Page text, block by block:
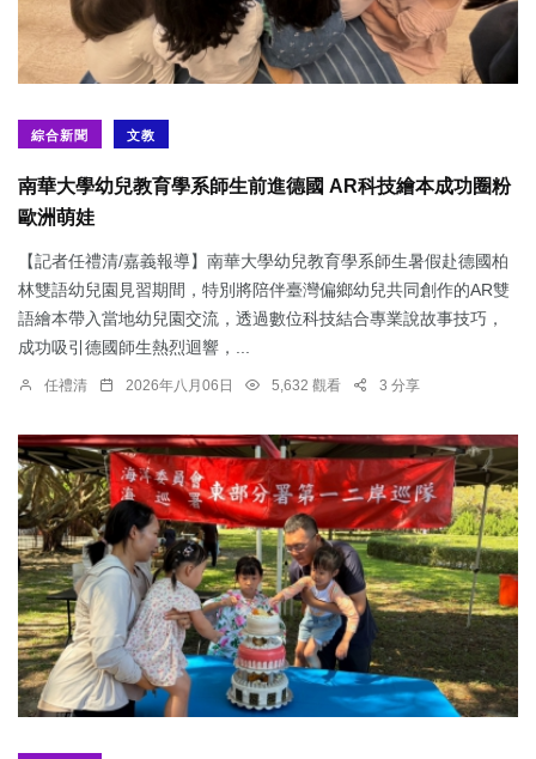
綜合新聞 文教
南華大學幼兒教育學系師生前進德國 AR科技繪本成功圈粉
歐洲萌娃
【記者任禮清/嘉義報導】南華大學幼兒教育學系師生暑假赴德國柏
林雙語幼兒園見習期間，特別將陪伴臺灣偏鄉幼兒共同創作的AR雙
語繪本帶入當地幼兒園交流，透過數位科技結合專業說故事技巧，
成功吸引德國師生熱烈迴響，...
任禮清 2026年八月06日 5,632 觀看 3 分享